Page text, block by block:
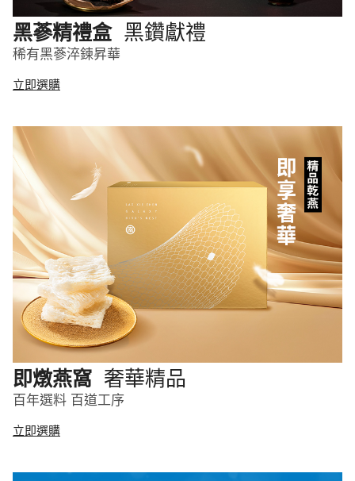
黑蔘精禮盒 黑鑽獻禮
稀有黑蔘淬鍊昇華
立即選購
即燉燕窩 奢華精品
百年選料 百道工序
立即選購